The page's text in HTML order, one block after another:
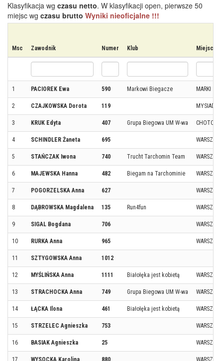
Klasyfikacja wg czasu netto. W klasyfikacji open, pierwsze 50
miejsc wg czasu brutto Wyniki nieoficjalne !!!
Msc Zawodnik Numer Klub
1 PACIOREK Ewa 590 Markowi Biegacze MARKI
2 CZAJKOWSKA Dorota 119 MYSIADŁO
3 KRUK Edyta 407 Grupa Biegowa UM W-wa
4 SCHINDLER Żaneta 695 WARSZAWA
5 STAŃCZAK Iwona 740 Trucht Tarchomin Team WARSZAWA
6 MAJEWSKA Hanna 482 Biegam na Tarchominie WARSZAWA
7 POGORZELSKA Anna 627 WARSZAWA
8 DĄBROWSKA Magdalena 135 Run4fun WARSZAWA
9 SIGAL Bogdana 706 WARSZAWA
10 RURKA Anna 965 WARSZAWA
11 SZTYGOWSKA Anna 1012
12 MYŚLIŃSKA Anna 1111 Białołęka jest kobietą WARSZAWA
13 STRACHOCKA Anna 749 Grupa Biegowa UM W-wa WARSZAWA
14 ŁĄCKA Ilona 461 Białołęka jest kobietą WARSZAWA
15 STRZELEC Agnieszka 753 WARSZAWA
16 BASIAK Agnieszka 25 WARSZAWA
17 WYSOCKA Karolina 880 WARSZAWA